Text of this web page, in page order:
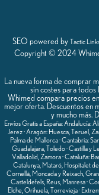
SEO powered by Tactic
Copyright © 2024
La nueva forma de comprar
sin costes para
Whimed compara precios
mejor oferta. Descuentos en
y mucho más.
Envíos Gratis a España: Andalucía:
Jerez · Aragón: Huesca, Teruel,
Palma de Mallorca · Cantabria:
Guadalajara, Toledo · Castilla y
Valladolid, Zamora · Cataluña:
Catalunya, Mataró, Hospitalet
Cornellá, Moncada y Reixach,
Casteldefels, Reus, Manresa ·
Elche, Orihuela, Torrevieja ·